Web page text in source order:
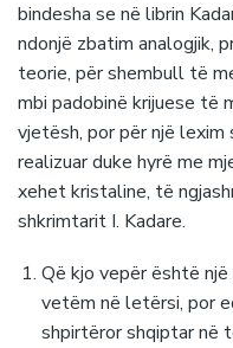
bindesha se në librin
ndonjë zbatim analogjik,
teorie, për shembull të
mbi padobinë krijuese të
vjetësh, por për një lexim
realizuar duke hyrë me
xehet kristaline, të
shkrimtarit I. Kadare.
Që kjo vepër është
vetëm në letërsi, por
shpirtëror shqiptar në